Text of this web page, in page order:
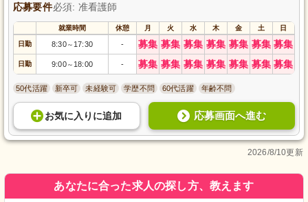
応募要件必須: 准看護師
就業時間 休憩 月 火 水 木 金 土 日
日勤 8:30～ 17:30 - 募集 募集 募集 募集 募集 募集 募集
日勤 9:00～ 18:00 - 募集 募集 募集 募集 募集 募集 募集
50代活躍 新卒可 未経験可 学歴不問 60代活躍 年齢不問
お気に入り に追加 応募画面へ進む
2026/8/10更新
あなたに合った求人の探し方、教えます